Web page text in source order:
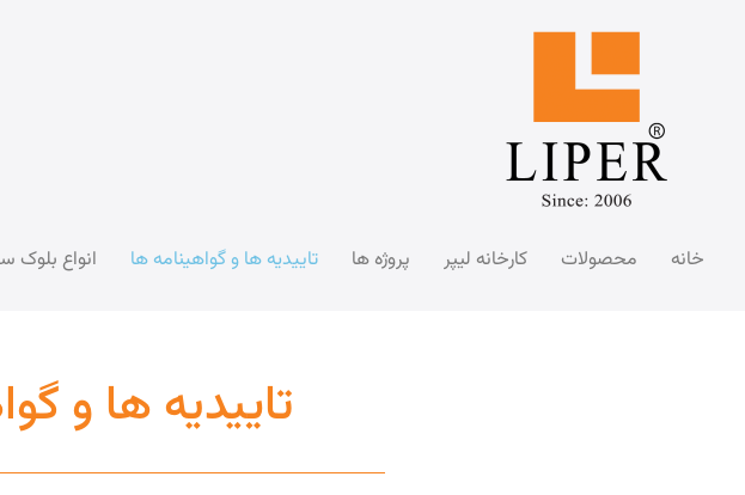
خانه محصولات کارخانه لیپر پروژه ها تاییدیه ها و گواهینامه ها انواع بلوک
تاییدیه ها و